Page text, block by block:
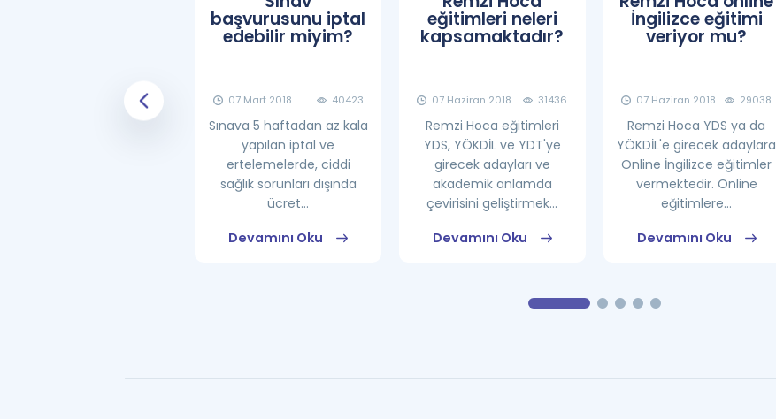
25861
başvurusunu iptal
edebilir miyim?
07 Mart 2018 40423
Sınava 5 haftadan az kala
yapılan iptal ve
ertelemelerde, ciddi
sağlık sorunları dışında
ücret...
Devamını Oku
eğitimleri neleri
kapsamaktadır?
07 Haziran 2018 31436
Remzi Hoca eğitimleri
YDS, YÖKDİL ve YDT'ye
girecek adayları ve
akademik anlamda
çevirisini geliştirmek...
Devamını Oku
İngilizce eğitimi
veriyor mu?
07 Haziran 2018 29038
Remzi Hoca YDS ya da
YÖKDİL'e girecek adaylara
Online İngilizce eğitimler
vermektedir. Online
eğitimlere...
Devamını Oku